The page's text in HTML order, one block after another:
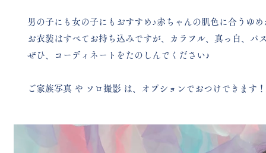
男の子にも女の子にもおすすめ♪赤ちゃんの肌色に合うゆ
お衣装はすべてお持ち込みですが、カラフル、真っ白、パ
ぜひ、コーディネートをたのしんでください♪
ご家族写真 や ソロ撮影 は、オプションでおつけできます！